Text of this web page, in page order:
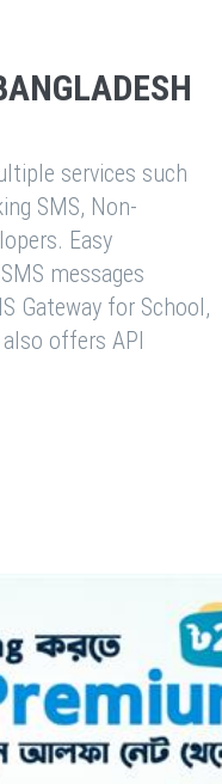
services such
SMS, Non-
Easy
messages
Gateway for School,
also offers API